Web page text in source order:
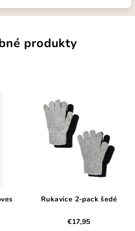
produkty
Rukavice 2-pack šedé
€17,95